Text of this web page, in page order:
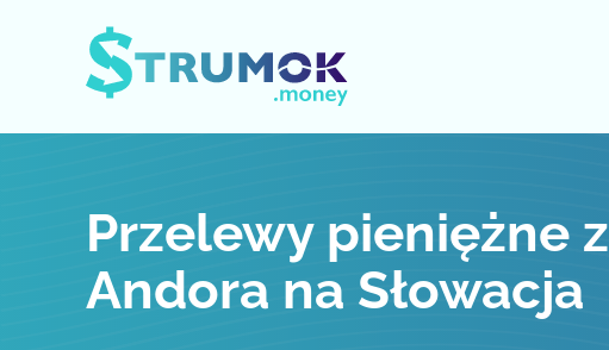
Przelewy pieniężne z
Andora na Słowacja